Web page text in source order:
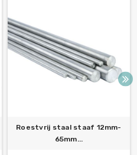
Roestvrij staal staaf 12mm-
65mm...